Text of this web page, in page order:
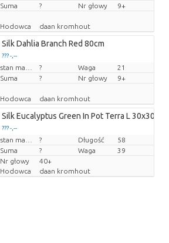
Suma
? Nr głowy 9+
Hodowca daan kromhout
Silk Dahlia Branch Red 80cm
??? -,--
Cena za sztukę
? Waga
21
Suma
? Nr głowy 9+
Hodowca daan kromhout
Silk Eucalyptus Green In Pot Terra L
??? -,--
Cena za sztukę
? Długość
58
Suma
? Waga
39
Nr głowy
40+
Hodowca
daan kromhout